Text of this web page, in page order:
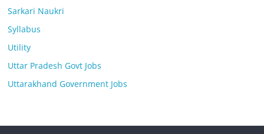
Sarkari Naukri
Syllabus
Utility
Uttar Pradesh Govt Jobs
Uttarakhand Government Jobs